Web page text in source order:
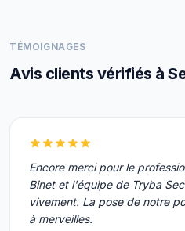
TÉMOIGNAGES
Avis clients vérifiés à
Encore merci pour le
Binet et l'équipe de Tryba
vivement. La pose de notre
à merveilles.